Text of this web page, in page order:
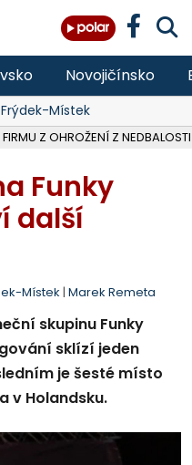
Novojičínsko
Frýdek-Místek
Z OHROŽENÍ Z NEDBALOSTI
Funky
další
Místek | Marek Remeta
skupinu Funky
sklízí jeden
je šesté místo
v Holandsku.